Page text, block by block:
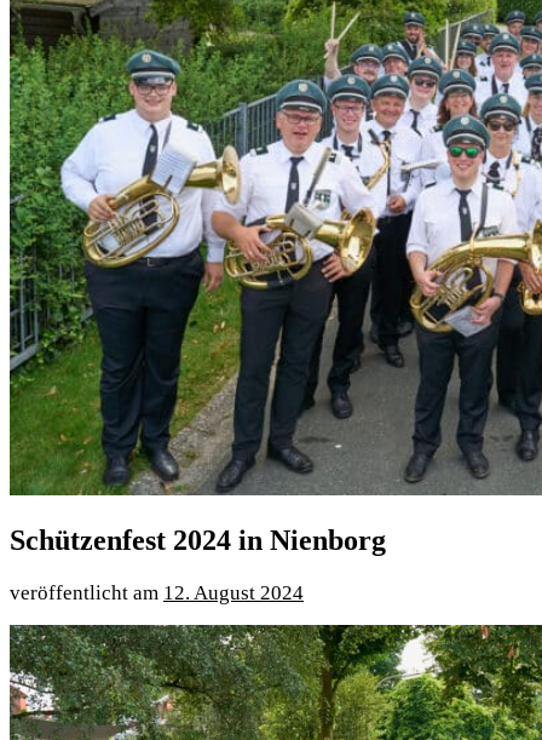
Schützenfest 2024 in Nienborg
12. August 2024